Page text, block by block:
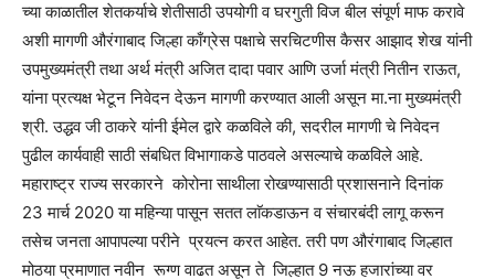
च्या काळातील शेतकर्याचे शेतीसाठी उपयोगी व घरगुती विज बील संपूर्ण माफ करावे
अशी मागणी औरंगाबाद जिल्हा काँग्रेस पक्षाचे सरचिटणीस कैसर आझाद शेख यांनी
उपमुख्यमंत्री तथा अर्थ मंत्री अजित दादा पवार आणि उर्जा मंत्री नितीन राऊत,
यांना प्रत्यक्ष भेटून निवेदन देऊन मागणी करण्यात आली असून मा.ना मुख्यमंत्री
श्री. उद्धव जी ठाकरे यांनी ईमेल द्वारे कळविले की, सदरील मागणी चे निवेदन
पुढील कार्यवाही साठी संबधित विभागाकडे पाठवले असल्याचे कळविले आहे.
महाराष्ट्र राज्य सरकारने कोरोना साथीला रोखण्यासाठी प्रशासनाने दिनांक
23 मार्च 2020 या महिन्या पासून सतत लाॅकडाऊन व संचारबंदी लागू करून
तसेच जनता आपापल्या परीने प्रयत्न करत आहेत. तरी पण औरंगाबाद जिल्हात
मोठया प्रमाणात नवीन रूग्ण वाढत असून ते जिल्हात 9 नऊ हजारांच्या वर